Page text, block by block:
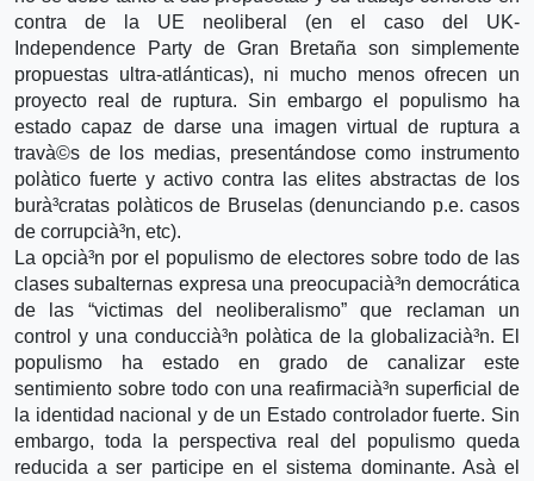
contra de la UE neoliberal (en el caso del UK-
Independence Party de Gran Bretaña son simplemente
propuestas ultra-atlánticas), ni mucho menos ofrecen un
proyecto real de ruptura. Sin embargo el populismo ha
estado capaz de darse una imagen virtual de ruptura a
travà©s de los medias, presentándose como instrumento
polà­tico fuerte y activo contra las elites abstractas de los
burà³cratas polà­ticos de Bruselas (denunciando p.e. casos
de corrupcià³n, etc).
La opcià³n por el populismo de electores sobre todo de las
clases subalternas expresa una preocupacià³n democrática
de las “victimas del neoliberalismo” que reclaman un
control y una conduccià³n polà­tica de la globalizacià³n. El
populismo ha estado en grado de canalizar este
sentimiento sobre todo con una reafirmacià³n superficial de
la identidad nacional y de un Estado controlador fuerte. Sin
embargo, toda la perspectiva real del populismo queda
reducida a ser participe en el sistema dominante. Asà­ el